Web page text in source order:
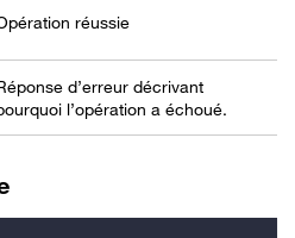
réussie
d’erreur décrivant
l’opération a échoué.